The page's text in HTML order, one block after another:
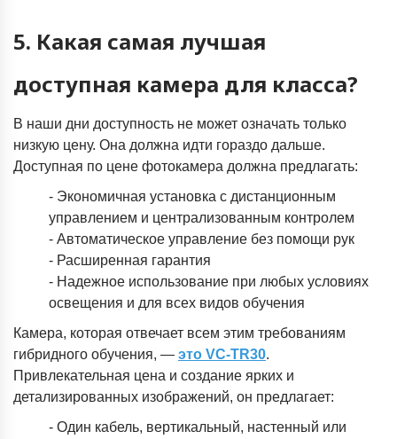
5. Какая самая лучшая
доступная камера для класса?
В наши дни доступность не может означать только
низкую цену. Она должна идти гораздо дальше.
Доступная по цене фотокамера должна предлагать:
- Экономичная установка с дистанционным
управлением и централизованным контролем
- Автоматическое управление без помощи рук
- Расширенная гарантия
- Надежное использование при любых условиях
освещения и для всех видов обучения
Камера, которая отвечает всем этим требованиям
гибридного обучения, — это VC-TR30.
Привлекательная цена и создание ярких и
детализированных изображений, он предлагает:
- Один кабель, вертикальный, настенный или